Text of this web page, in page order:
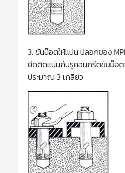
3. ขันน๊อตให้แน่น ปลอกของ
ยึดติดแน่นกับรูคอนกรีตขันน๊อต
ประมาณ 3 เกลียว